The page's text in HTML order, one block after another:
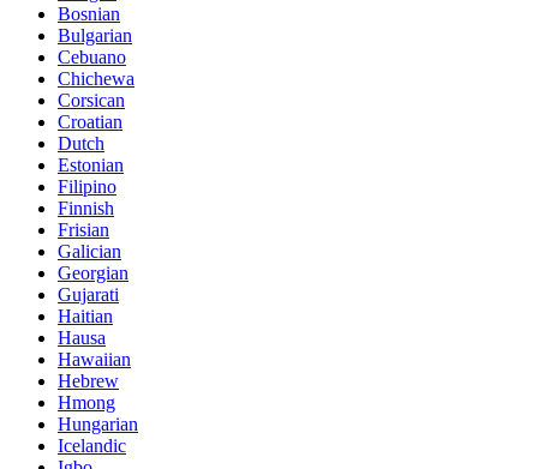
Bosnian
Bulgarian
Cebuano
Chichewa
Corsican
Croatian
Dutch
Estonian
Filipino
Finnish
Frisian
Galician
Georgian
Gujarati
Haitian
Hausa
Hawaiian
Hebrew
Hmong
Hungarian
Icelandic